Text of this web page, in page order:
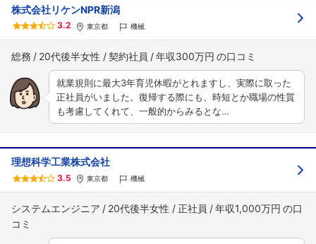
株式会社リケンNPR新潟
3.2 東京都 機械
総務 20代後半女性 契約社員 年収300万円
就業規則に最大3年育児休暇がとれますし、実際に取った
正社員がいました。復帰する際にも、時短とか職場の性質
も考慮してくれて、一般的からみるとな…
理想科学工業株式会社
3.5 東京都 機械
システムエンジニア 20代後半女性 正社員 年収1,000万円